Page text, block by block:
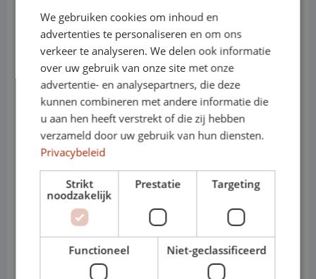
• Elektrisch / PHEV: plug-in hybride
varianten beschikbaar
• Systeemvermogen: varieert per
uitvoering
• Transmissie: automaat
• Varianten: SUV / Countryman ALL4
• Cabines: Personenauto
Waarom de Mini Countryman
ideaal is voor shortlease
We gebruiken cookies om inhoud en
advertenties te personaliseren en om ons
verkeer te analyseren. We delen ook informatie
over uw gebruik van onze site met onze
advertentie- en analysepartners, die deze
kunnen combineren met andere informatie die
u aan hen heeft verstrekt of die zij hebben
verzameld door uw gebruik van hun diensten.
Privacybeleid
Strikt
noodzakelijk
Prestatie Targeting
Functioneel Niet-geclassificeerd